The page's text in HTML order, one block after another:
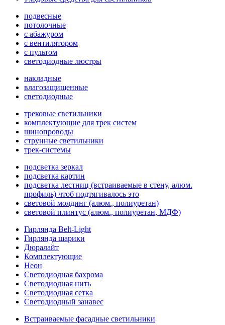
подвесные
потолочные
с абажуром
с вентилятором
с пультом
светодиодные люстры
накладные
влагозащищенные
светодиодные
трековые светильники
комплектующие для трек систем
шинопроводы
струнные светильники
трек-системы
подсветка зеркал
подсветка картин
подсветка лестниц (встраиваемые в стену, алюм.
профиль) чтоб подтягивалось это
световой молдинг (алюм., полиуретан)
световой плинтус (алюм., полиуретан, МДФ)
Гирлянда Belt-Light
Гирлянда шарики
Дюралайт
Комплектующие
Неон
Светодиодная бахрома
Светодиодная нить
Светодиодная сетка
Светодиодный занавес
Встраиваемые фасадные светильники